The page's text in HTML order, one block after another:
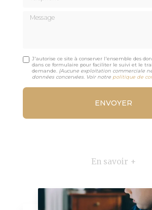
Message
J'autorise ce site à conserver l'ensemble des
dans ce formulaire pour faciliter le suivi et le
demande. (Aucune exploitation commerciale
données concervées. Voir notre politique de
En savoir +